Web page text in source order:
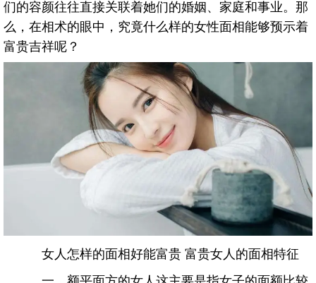
们的容颜往往直接关联着她们的婚姻、家庭和事业。那
么，在相术的眼中，究竟什么样的女性面相能够预示着
富贵吉祥呢？
女人怎样的面相好能富贵 富贵女人的面相特征